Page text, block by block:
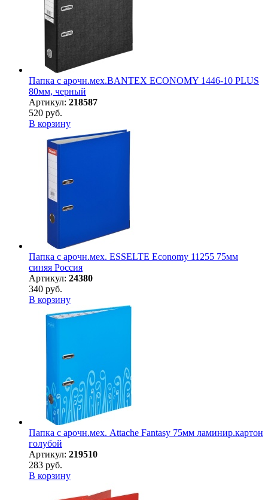
Папка с арочн.мех.BANTEX ECONOMY 1446-10 PLUS
80мм, черный
Артикул: 218587
520 руб.
В корзину
Папка с арочн.мех. ESSELTE Economy 11255 75мм
синяя Россия
Артикул: 24380
340 руб.
В корзину
Папка с арочн.мех. Attache Fantasy 75мм ламинир.картон
голубой
Артикул: 219510
283 руб.
В корзину